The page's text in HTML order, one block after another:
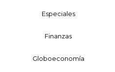
Especiales
Finanzas
Globoeconomía